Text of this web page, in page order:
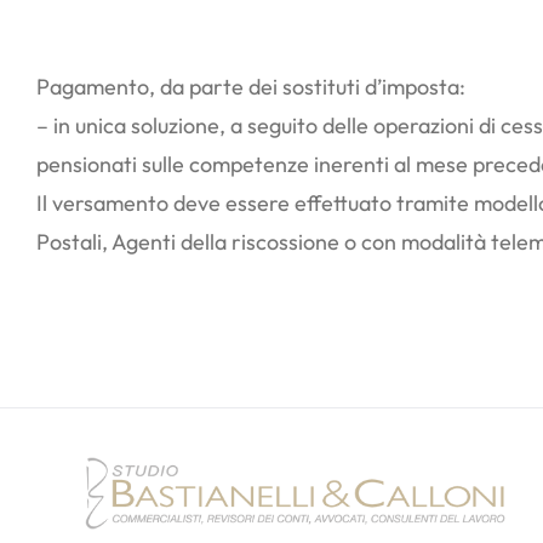
Pagamento, da parte dei sostituti d’imposta:
– in unica soluzione, a seguito delle operazioni di
pensionati sulle competenze inerenti al mese
Il versamento deve essere effettuato tramite
Postali, Agenti della riscossione o con modalità